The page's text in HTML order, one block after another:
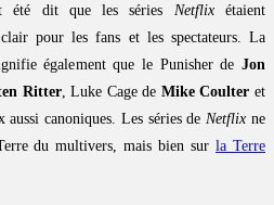
été dit que les séries Netflixétaient
pour les fans et les spectateurs. La
également que le Punisher de Jon
Ritter, Luke Cage de Mike Coulter et
aussi canoniques. Les séries de Netflix ne
du multivers, mais bien surla Terre